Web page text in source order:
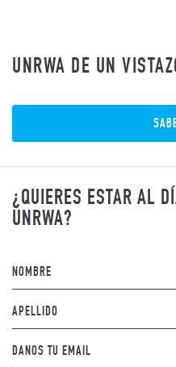
UNRWA DE UN
¿QUIERES ESTAR AL
UNRWA?
NOMBRE
APELLIDO
DANOS TU EMAIL